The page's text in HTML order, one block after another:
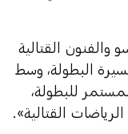
القتالية
البطولة، وسط
للبطولة،
القتالية».